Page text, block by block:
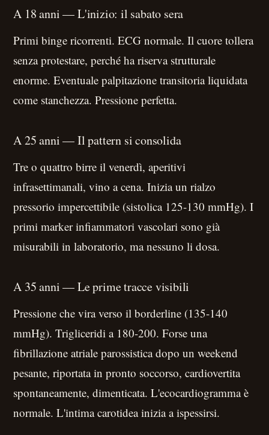
A 18 anni — L'inizio: il sabato sera
Primi binge ricorrenti. ECG normale. Il cuore tollera
senza protestare, perché ha riserva strutturale
enorme. Eventuale palpitazione transitoria liquidata
come stanchezza. Pressione perfetta.
A 25 anni — Il pattern si consolida
Tre o quattro birre il venerdì, aperitivi
infrasettimanali, vino a cena. Inizia un rialzo
pressorio impercettibile (sistolica 125-130 mmHg). I
primi marker infiammatori vascolari sono già
misurabili in laboratorio, ma nessuno li dosa.
A 35 anni — Le prime tracce visibili
Pressione che vira verso il borderline (135-140
mmHg). Trigliceridi a 180-200. Forse una
fibrillazione atriale parossistica dopo un weekend
pesante, riportata in pronto soccorso, cardiovertita
spontaneamente, dimenticata. L'ecocardiogramma è
normale. L'intima carotidea inizia a ispessirsi.